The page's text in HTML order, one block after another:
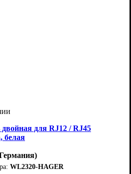
для RJ12 / RJ45
белая
WL2320-HAGER